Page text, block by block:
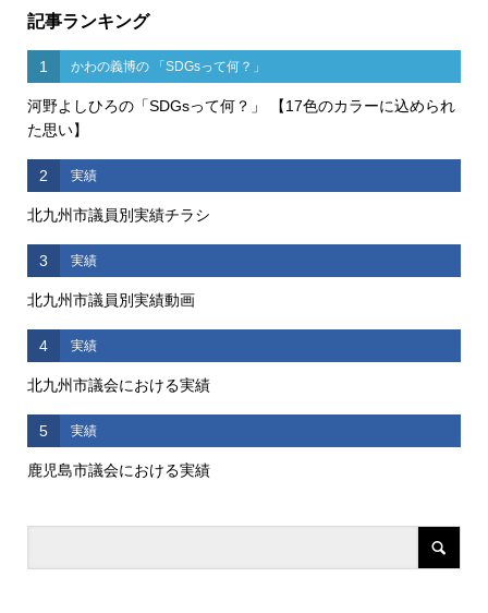
記事ランキング
1 かわの義博の 「SDGsって何？」
河野よしひろの「SDGsって何？」 【17色のカラーに込められ
た思い】
2 実績
北九州市議員別実績チラシ
3 実績
北九州市議員別実績動画
4 実績
北九州市議会における実績
5 実績
鹿児島市議会における実績